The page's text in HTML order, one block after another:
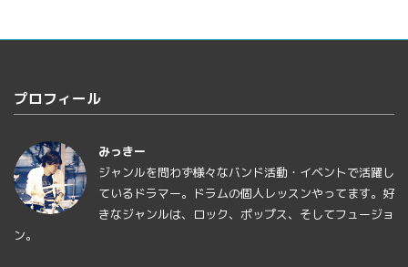
プロフィール
みっきー
ジャンルを問わず様々なバンド活動・イベントで活躍し
ているドラマー。ドラムの個人レッスンやってます。好
きなジャンルは、ロック、ポップス、そしてフュージョ
ン。